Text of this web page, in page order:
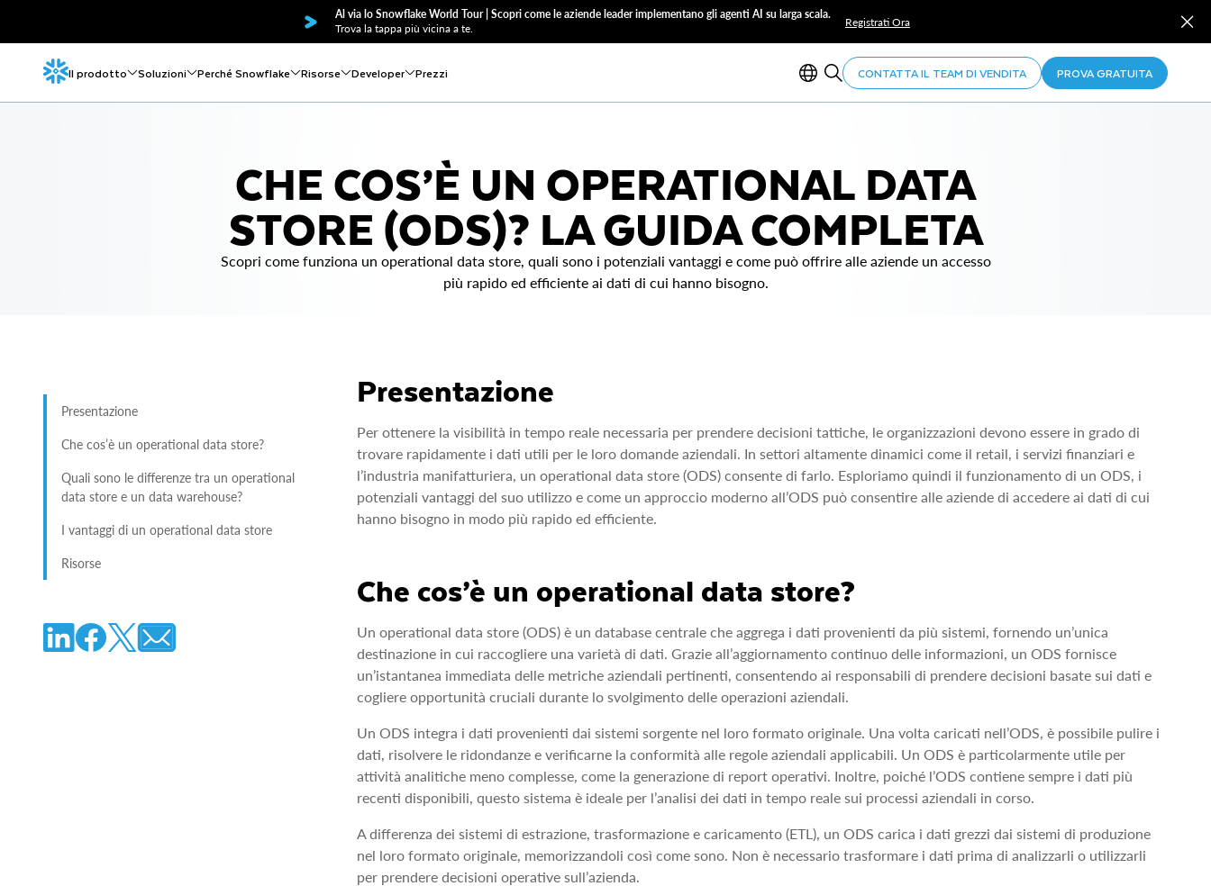
Al via lo Snowflake World Tour | Scopri come le aziende leader implementano gli agenti AI su larga scala.
Trova la tappa più vicina a te.
Registrati Ora
Il prodotto Soluzioni Perché Snowflake Risorse Developer Prezzi CONTATTA IL TEAM DI VENDITA PROVA GRATUITA
CHE COS’È UN OPERATIONAL DATA
STORE (ODS)? LA GUIDA COMPLETA
Scopri come funziona un operational data store, quali sono i potenziali vantaggi e come può offrire alle aziende un accesso
più rapido ed efficiente ai dati di cui hanno bisogno.
Presentazione
Che cos’è un operational data store?
Quali sono le differenze tra un operational
data store e un data warehouse?
I vantaggi di un operational data store
Risorse
Presentazione
Per ottenere la visibilità in tempo reale necessaria per prendere decisioni tattiche, le organizzazioni devono essere in grado di
trovare rapidamente i dati utili per le loro domande aziendali. In settori altamente dinamici come il retail, i servizi finanziari e
l’industria manifatturiera, un operational data store (ODS) consente di farlo. Esploriamo quindi il funzionamento di un ODS, i
potenziali vantaggi del suo utilizzo e come un approccio moderno all’ODS può consentire alle aziende di accedere ai dati di cui
hanno bisogno in modo più rapido ed efficiente.
Che cos’è un operational data store?
Un operational data store (ODS) è un database centrale che aggrega i dati provenienti da più sistemi, fornendo un’unica
destinazione in cui raccogliere una varietà di dati. Grazie all’aggiornamento continuo delle informazioni, un ODS fornisce
un’istantanea immediata delle metriche aziendali pertinenti, consentendo ai responsabili di prendere decisioni basate sui dati e
cogliere opportunità cruciali durante lo svolgimento delle operazioni aziendali.
Un ODS integra i dati provenienti dai sistemi sorgente nel loro formato originale. Una volta caricati nell’ODS, è possibile pulire i
dati, risolvere le ridondanze e verificarne la conformità alle regole aziendali applicabili. Un ODS è particolarmente utile per
attività analitiche meno complesse, come la generazione di report operativi. Inoltre, poiché l’ODS contiene sempre i dati più
recenti disponibili, questo sistema è ideale per l’analisi dei dati in tempo reale sui processi aziendali in corso.
A differenza dei sistemi di estrazione, trasformazione e caricamento (ETL), un ODS carica i dati grezzi dai sistemi di produzione
nel loro formato originale, memorizzandoli così come sono. Non è necessario trasformare i dati prima di analizzarli o utilizzarli
per prendere decisioni operative sull’azienda.